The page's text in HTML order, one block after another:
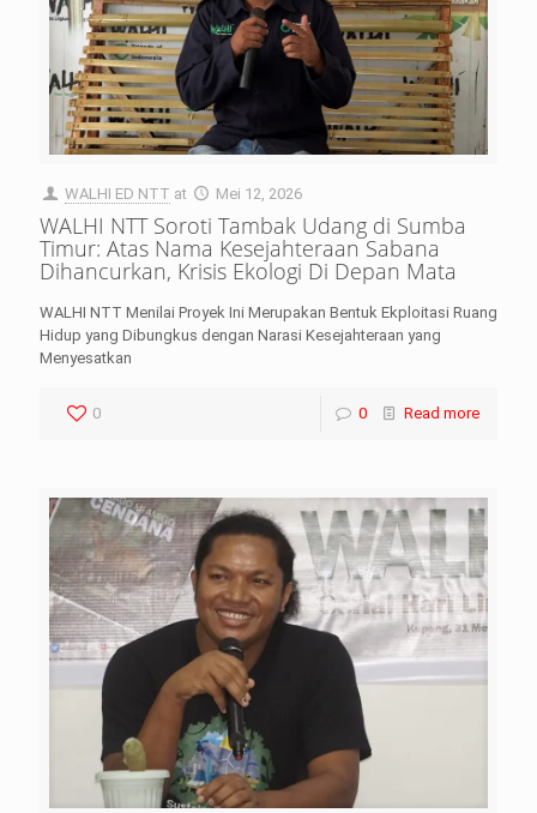
WALHI ED NTT at Mei 12, 2026
WALHI NTT Soroti Tambak Udang di Sumba
Timur: Atas Nama Kesejahteraan Sabana
Dihancurkan, Krisis Ekologi Di Depan Mata
WALHI NTT Menilai Proyek Ini Merupakan Bentuk Ekploitasi Ruang
Hidup yang Dibungkus dengan Narasi Kesejahteraan yang
Menyesatkan
0 0 Read more